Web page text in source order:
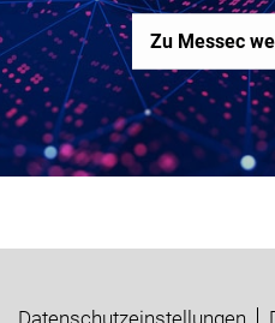
Zu Messec
Datenschutzeinstellungen